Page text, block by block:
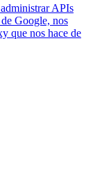
APIs
Google, nos
que nos hace de